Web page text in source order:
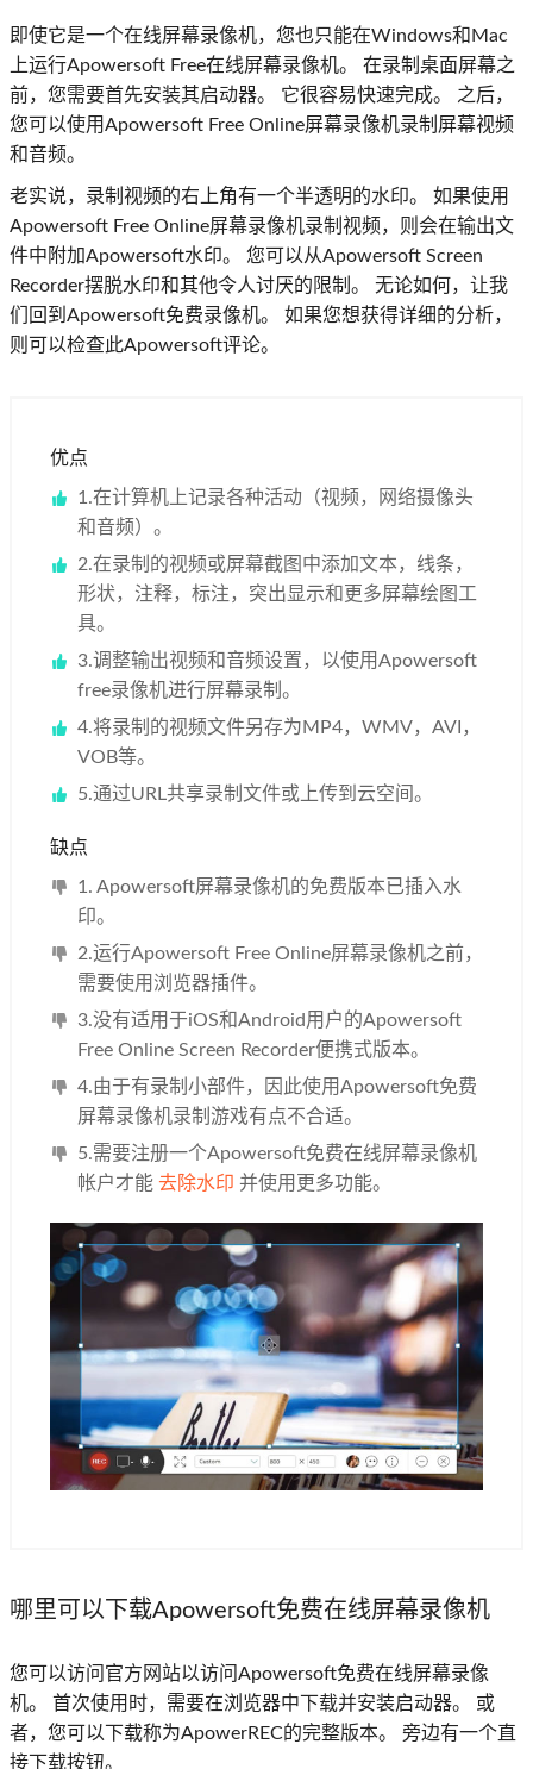
即使它是一个在线屏幕录像机，您也只能在Windows和Mac
上运行Apowersoft Free在线屏幕录像机。 在录制桌面屏幕之
前，您需要首先安装其启动器。 它很容易快速完成。 之后，
您可以使用Apowersoft Free Online屏幕录像机录制屏幕视频
和音频。
老实说，录制视频的右上角有一个半透明的水印。 如果使用
Apowersoft Free Online屏幕录像机录制视频，则会在输出文
件中附加Apowersoft水印。 您可以从Apowersoft Screen
Recorder摆脱水印和其他令人讨厌的限制。 无论如何，让我
们回到Apowersoft免费录像机。 如果您想获得详细的分析，
则可以检查此Apowersoft评论。
优点
1.在计算机上记录各种活动（视频，网络摄像头
和音频）。
2.在录制的视频或屏幕截图中添加文本，线条，
形状，注释，标注，突出显示和更多屏幕绘图工
具。
3.调整输出视频和音频设置，以使用Apowersoft
free录像机进行屏幕录制。
4.将录制的视频文件另存为MP4，WMV，AVI，
VOB等。
5.通过URL共享录制文件或上传到云空间。
缺点
1. Apowersoft屏幕录像机的免费版本已插入水
印。
2.运行Apowersoft Free Online屏幕录像机之前，
需要使用浏览器插件。
3.没有适用于iOS和Android用户的Apowersoft
Free Online Screen Recorder便携式版本。
4.由于有录制小部件，因此使用Apowersoft免费
屏幕录像机录制游戏有点不合适。
5.需要注册一个Apowersoft免费在线屏幕录像机
帐户才能 去除水印 并使用更多功能。
哪里可以下载Apowersoft免费在线屏幕录像机
您可以访问官方网站以访问Apowersoft免费在线屏幕录像
机。 首次使用时，需要在浏览器中下载并安装启动器。 或
者，您可以下载称为ApowerREC的完整版本。 旁边有一个直
接下载按钮。